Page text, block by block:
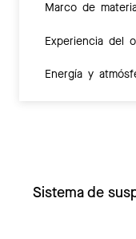
Marco de
Experiencia del
Energía y
Sistema de